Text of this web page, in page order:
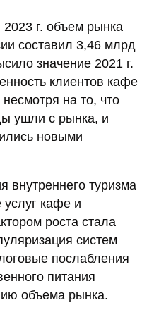
г. объем рынка
составил 3,46 млрд
значение 2021 г.
клиентов кафе
на то, что
ушли с рынка, и
новыми
внутреннего туризма
услуг кафе и
роста стала
систем
послабления
питания
объема рынка.